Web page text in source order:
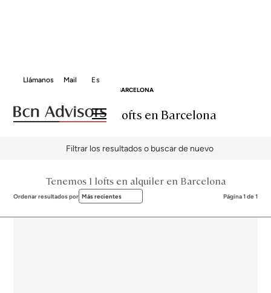
Mail
Llámanos Es
BARCELONA
Alquiler de lofts en Barcelona
Filtrar los resultados o buscar de nuevo
Tenemos 1 lofts en alquiler en Barcelona
Ordenar resultados por Más recientes Página 1 de 1